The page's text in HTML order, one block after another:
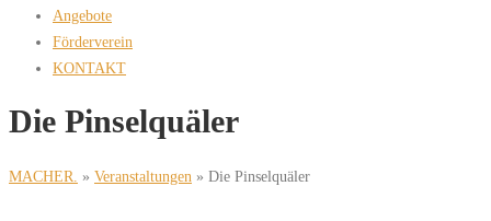
Angebote
Förderverein
KONTAKT
Die Pinselquäler
MACHER. » Veranstaltungen » Die Pinselquäler